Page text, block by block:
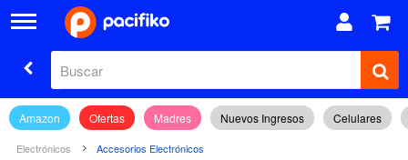
Amazon Ofertas Madres Nuevos Ingresos Celulares
Electrónicos Accesorios Electrónicos